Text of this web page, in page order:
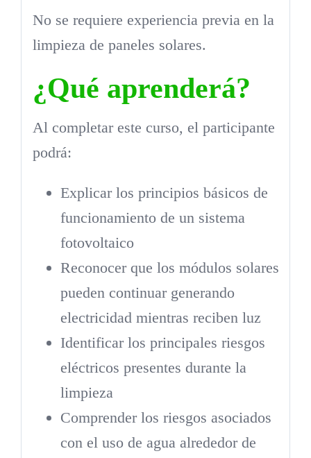
No se requiere experiencia previa en la
limpieza de paneles solares.
¿Qué aprenderá?
Al completar este curso, el participante
podrá:
Explicar los principios básicos de
funcionamiento de un sistema
fotovoltaico
Reconocer que los módulos solares
pueden continuar generando
electricidad mientras reciben luz
Identificar los principales riesgos
eléctricos presentes durante la
limpieza
Comprender los riesgos asociados
con el uso de agua alrededor de